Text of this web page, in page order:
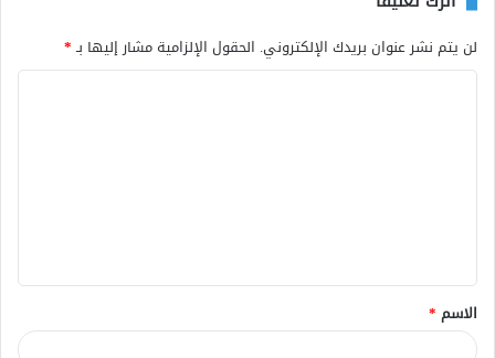
لن يتم نشر عنوان بريدك الإلكتروني. الحقول الإلزامية مشار إليها بـ*
ق
*
الاسم *